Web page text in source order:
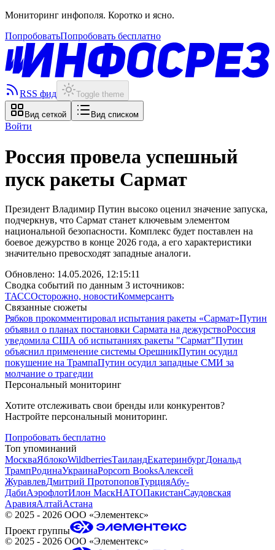
Мониторинг инфополя. Коротко и ясно.
ПопробоватьПопробовать бесплатно
RSS фид Toggle theme
Вид сеткой Вид списком
Войти
Россия провела успешный
пуск ракеты Сармат
Президент Владимир Путин высоко оценил значение запуска,
подчеркнув, что Сармат станет ключевым элементом
национальной безопасности. Комплекс будет поставлен на
боевое дежурство в конце 2026 года, а его характеристики
значительно превосходят западные аналоги.
Обновлено: 14.05.2026, 12:15:11
Сводка событий по данным 3 источников:
ТАССОсторожно, новостиКоммерсантъ
Связанные сюжеты
Рябков прокомментировал испытания ракеты «Сармат»Путин
объявил о планах постановки Сармата на дежурствоРоссия
уведомила США об испытаниях ракеты "Сармат"Путин
объяснил применение системы ОрешникПутин осудил
покушение на ТрампаПутин осудил западные СМИ за
молчание о трагедии
Персональный мониторинг
Хотите отслеживать свои бренды или конкурентов?
Настройте персональный мониторинг.
Попробовать бесплатно
Топ упоминаний
МоскваЯблокоWildberriesТаиландЕкатеринбургДональд
ТрампРодинаУкраинаPopcorn BooksАлексей
ЖуравлевДмитрий ПротопоповТурцияАбу-
ДабиАэрофлотИлон МаскНАТОПакистанСаудовская
АравияАлтайАстана
© 2025 - 2026 ООО «Элементекс»
Проект группы
© 2025 - 2026 ООО «Элементекс»